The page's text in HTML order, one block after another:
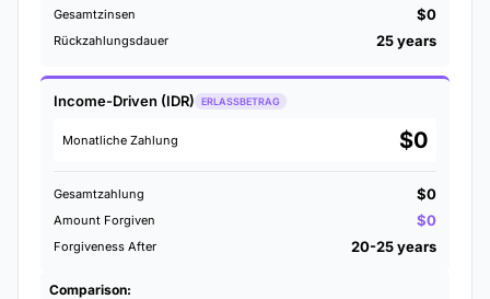
Gesamtzinsen $0
Rückzahlungsdauer 25 years
Income-Driven (IDR) ERLASSBETRAG
Monatliche Zahlung $0
Gesamtzahlung $0
Amount Forgiven $0
Forgiveness After 20-25 years
Comparison: